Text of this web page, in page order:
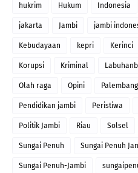
hukrim Hukum Indonesia
jakarta Jambi jambi
Kebudayaan kepri Kerinci
Korupsi Kriminal
Olah raga Opini Palembang
Pendidikan jambi Peristiwa
Politik Jambi Riau Solsel
Sungai Penuh Sungai Penuh
Sungai Penuh-Jambi